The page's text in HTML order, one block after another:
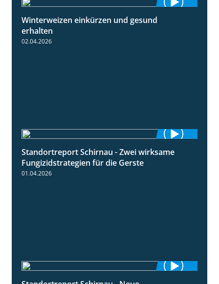
Winterweizen einkürzen und gesund
erhalten
02.04.2026
4:27
Standortreport Schirnau - Zwei wirksame
Fungizidstrategien für die Gerste
01.04.2026